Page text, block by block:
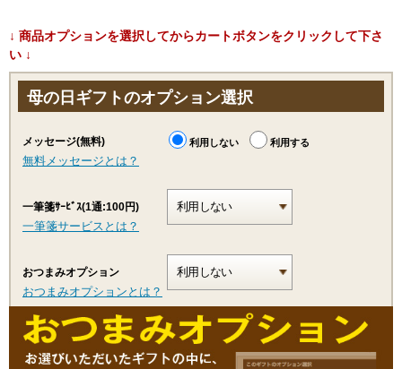
↓ 商品オプションを選択してからカートボタンをクリックして下さ
い ↓
母の日ギフトのオプション選択
メッセージ(無料)
無料メッセージとは？
利用しない 利用する
一筆箋ｻｰﾋﾞｽ(1通:100円)
一筆箋サービスとは？
おつまみオプション
おつまみオプションとは？